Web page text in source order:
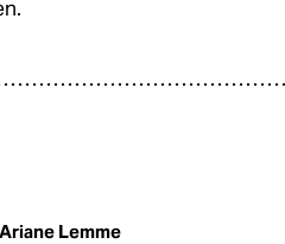
Ariane Lemme